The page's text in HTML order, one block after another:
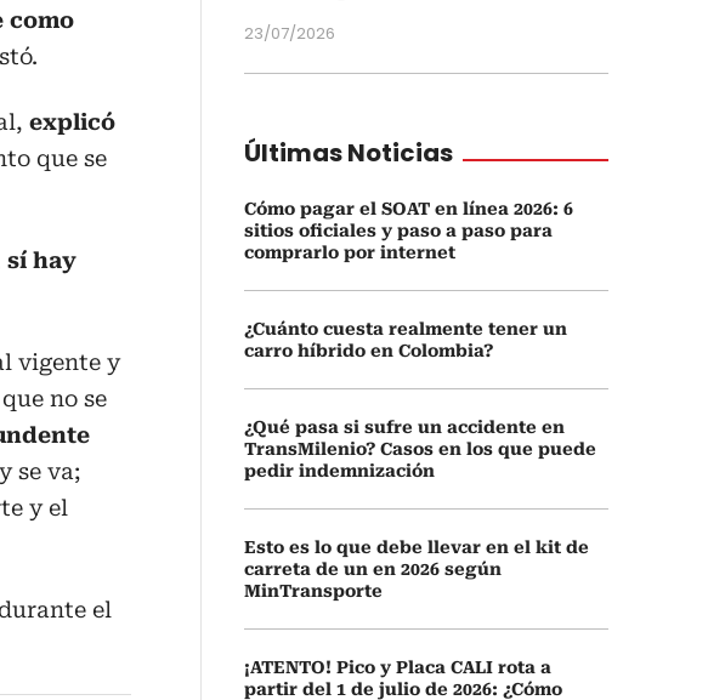
como
explicó
que se
sí hay
vigente y
no se
se va;
y el
el
23/07/2026
Últimas Noticias
Cómo pagar el SOAT en línea 2026: 6
sitios oficiales y paso a paso para
comprarlo por internet
¿Cuánto cuesta realmente tener un
carro híbrido en Colombia?
¿Qué pasa si sufre un accidente en
TransMilenio? Casos en los que puede
pedir indemnización
Esto es lo que debe llevar en el kit de
carreta de un en 2026 según
MinTransporte
¡ATENTO! Pico y Placa CALI rota a
partir del 1 de julio de 2026: ¿Cómo